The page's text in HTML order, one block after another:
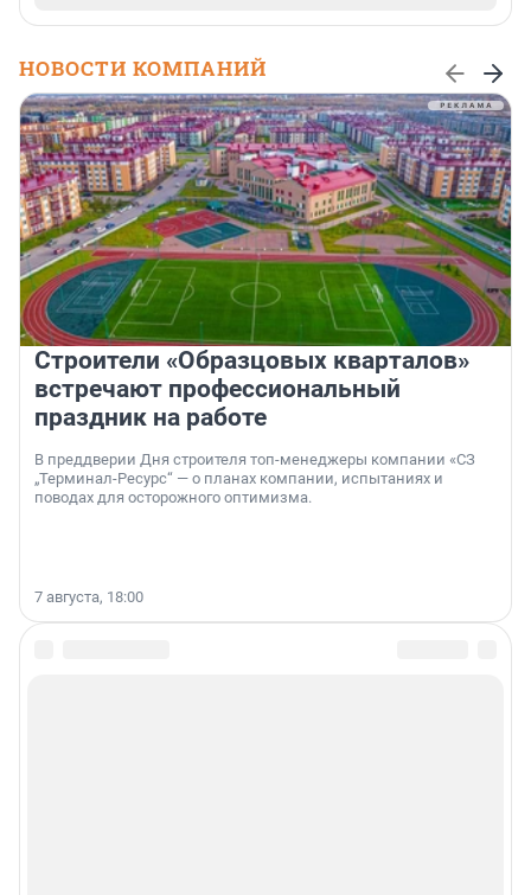
НОВОСТИ КОМПАНИЙ
Строители «Образцовых кварталов»
встречают профессиональный
праздник на работе
В преддверии Дня строителя топ-менеджеры компании «СЗ
„Терминал-Ресурс“ — о планах компании, испытаниях и
поводах для осторожного оптимизма.
7 августа, 18:00